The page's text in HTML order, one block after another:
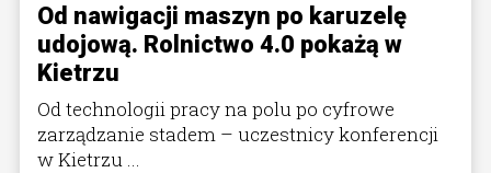
Od nawigacji maszyn po karuzelę
udojową. Rolnictwo 4.0 pokażą w
Kietrzu
Od technologii pracy na polu po cyfrowe
zarządzanie stadem – uczestnicy konferencji
w Kietrzu ...